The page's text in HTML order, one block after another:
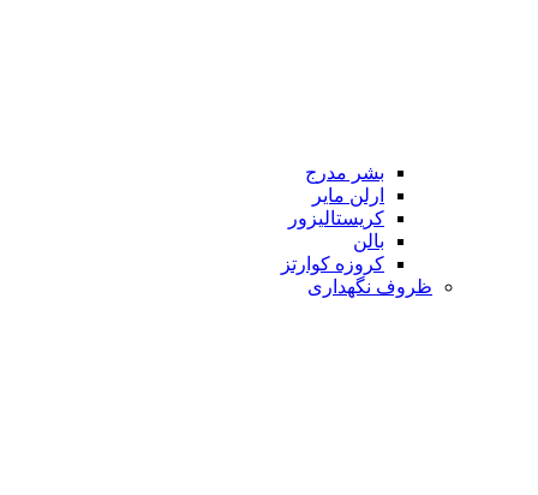
بشر مدرج
ارلن مایر
کریستالیزور
بالن
کروزه کوارتز
ظروف نگهداری